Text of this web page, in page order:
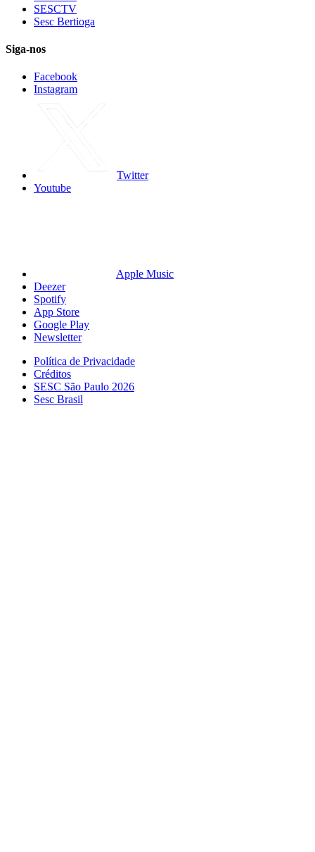
SESCTV
Sesc Bertioga
Siga-nos
Facebook
Instagram
Twitter
Youtube
Apple Music
Deezer
Spotify
App Store
Google Play
Newsletter
Política de Privacidade
Créditos
SESC São Paulo 2026
Sesc Brasil